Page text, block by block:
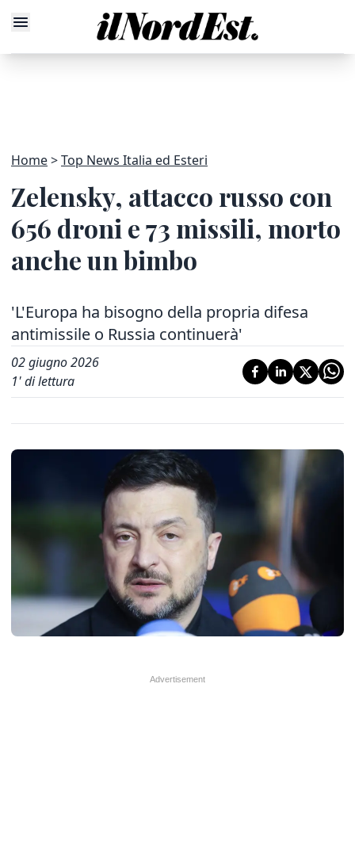
Home Top News Italia ed Esteri
Zelensky, attacco russo con
656 droni e 73 missili, morto
anche un bimbo
'L'Europa ha bisogno della propria difesa
antimissile o Russia continuerà'
02 giugno 2026
1' di lettura